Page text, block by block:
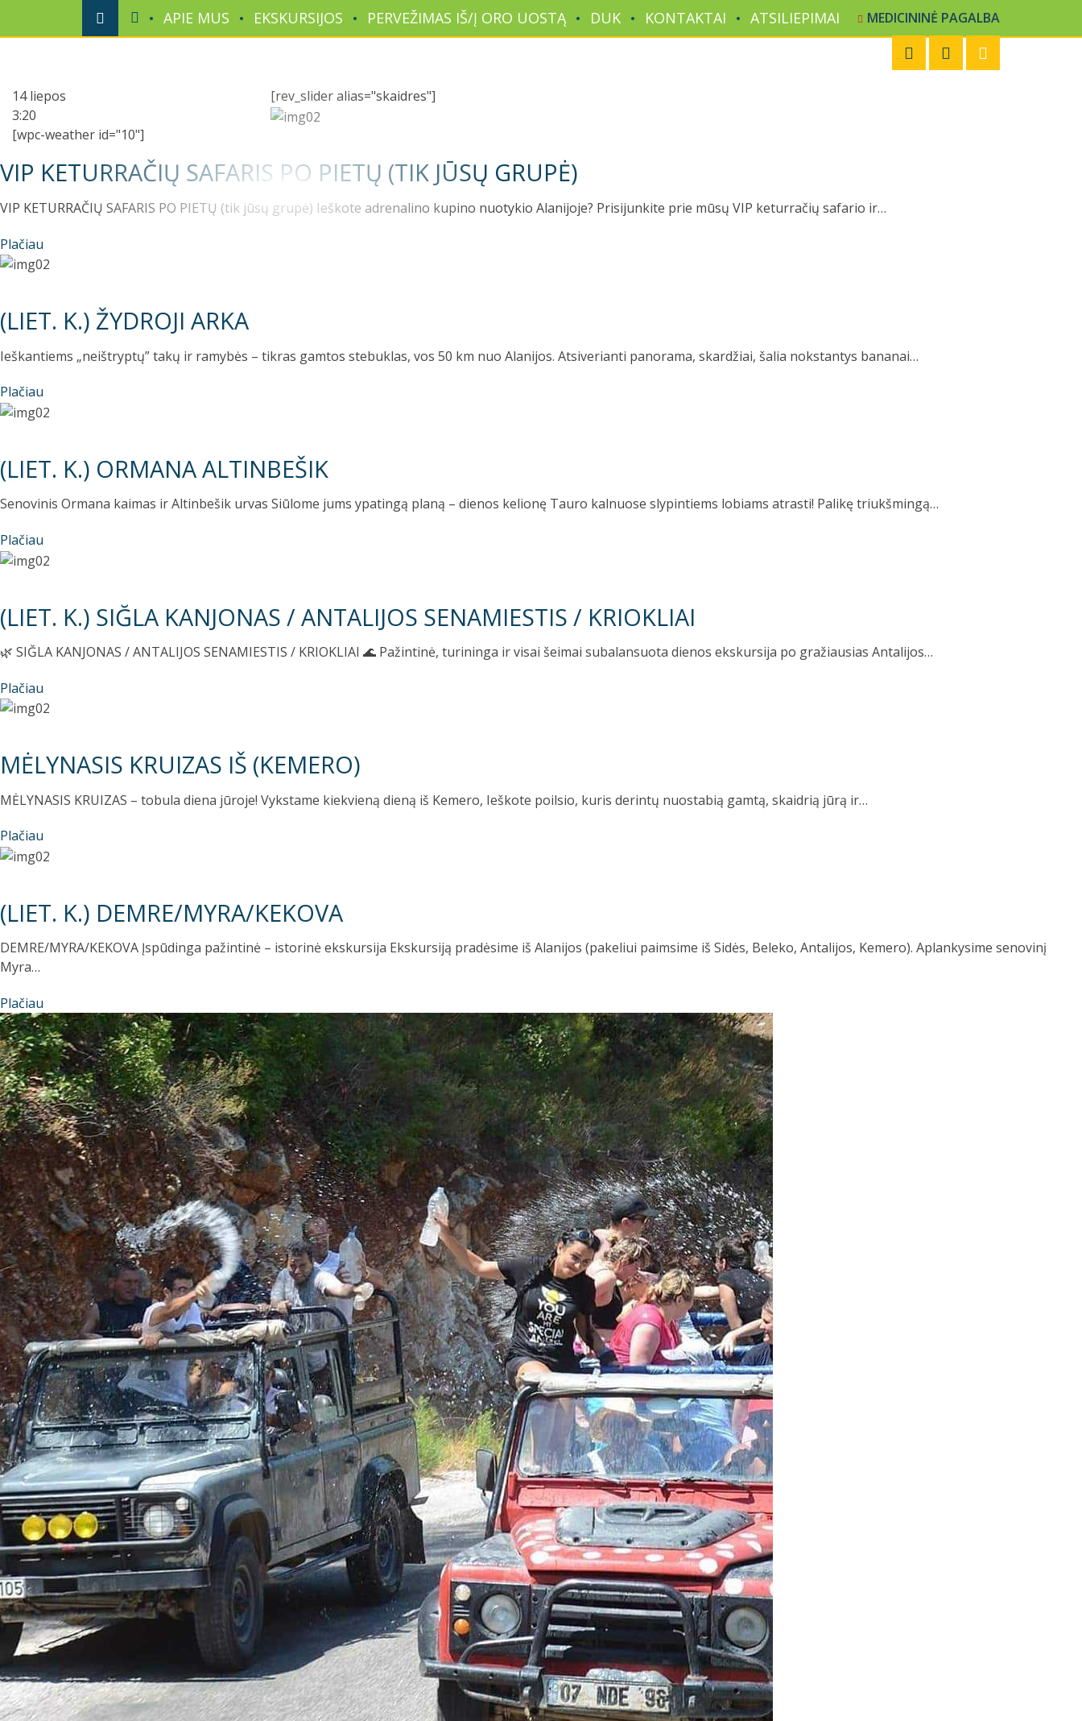
APIE MUS EKSKURSIJOS PERVEŽIMAS IŠ/Į ORO UOSTĄ DUK KONTAKTAI ATSILIEPIMAI MEDICININĖ PAGALBA
14 liepos
3:20
[wpc-weather id="10"]
[rev_slider alias="skaidres"]
VIP KETURRAČIŲ SAFARIS PO PIETŲ (TIK JŪSŲ GRUPĖ)
VIP KETURRAČIŲ SAFARIS PO PIETŲ (tik jūsų grupė) Ieškote adrenalino kupino nuotykio Alanijoje? Prisijunkite prie mūsų VIP keturračių safario ir…
Plačiau
(LIET. K.) ŽYDROJI ARKA
Ieškantiems „neištryptų” takų ir ramybės – tikras gamtos stebuklas, vos 50 km nuo Alanijos. Atsiverianti panorama, skardžiai, šalia nokstantys bananai…
Plačiau
(LIET. K.) ORMANA ALTINBEŠIK
Senovinis Ormana kaimas ir Altinbešik urvas Siūlome jums ypatingą planą – dienos kelionę Tauro kalnuose slypintiems lobiams atrasti! Palikę triukšmingą…
Plačiau
(LIET. K.) SIĞLA KANJONAS / ANTALIJOS SENAMIESTIS / KRIOKLIAI
🌿 SIĞLA KANJONAS / ANTALIJOS SENAMIESTIS / KRIOKLIAI 🌊 Pažintinė, turininga ir visai šeimai subalansuota dienos ekskursija po gražiausias Antalijos…
Plačiau
MĖLYNASIS KRUIZAS IŠ (KEMERO)
MĖLYNASIS KRUIZAS – tobula diena jūroje! Vykstame kiekvieną dieną iš Kemero, Ieškote poilsio, kuris derintų nuostabią gamtą, skaidrią jūrą ir…
Plačiau
(LIET. K.) DEMRE/MYRA/KEKOVA
DEMRE/MYRA/KEKOVA Įspūdinga pažintinė – istorinė ekskursija Ekskursiją pradėsime iš Alanijos (pakeliui paimsime iš Sidės, Beleko, Antalijos, Kemero). Aplankysime senovinį
Myra…
Plačiau